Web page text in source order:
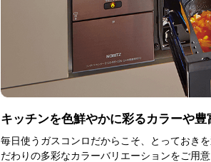
キッチンを色鮮やかに彩るカラーや豊
毎日使うガスコンロだからこそ、とっておき
だわりの多彩なカラーバリエーションをご用